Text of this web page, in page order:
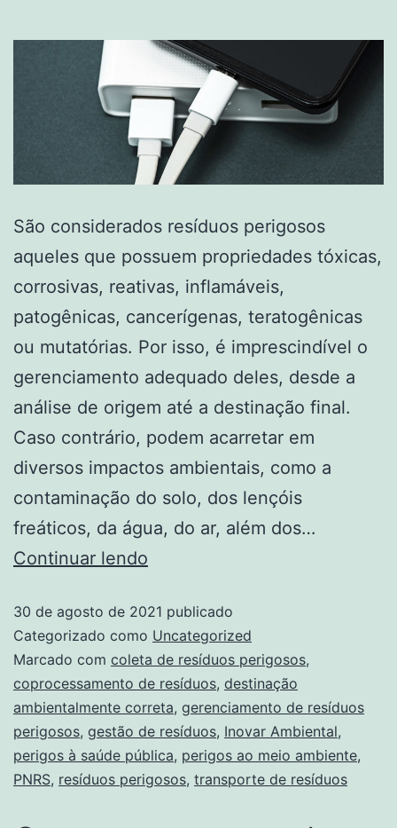
São considerados resíduos perigosos
aqueles que possuem propriedades tóxicas,
corrosivas, reativas, inflamáveis,
patogênicas, cancerígenas, teratogênicas
ou mutatórias. Por isso, é imprescindível o
gerenciamento adequado deles, desde a
análise de origem até a destinação final.
Caso contrário, podem acarretar em
diversos impactos ambientais, como a
contaminação do solo, dos lençóis
freáticos, da água, do ar, além dos…
Continuar lendo
30 de agosto de 2021 publicado
Categorizado como Uncategorized
Marcado com coleta de resíduos perigosos,
coprocessamento de resíduos, destinação
ambientalmente correta, gerenciamento de resíduos
perigosos, gestão de resíduos, Inovar Ambiental,
perigos à saúde pública, perigos ao meio ambiente,
PNRS, resíduos perigosos, transporte de resíduos